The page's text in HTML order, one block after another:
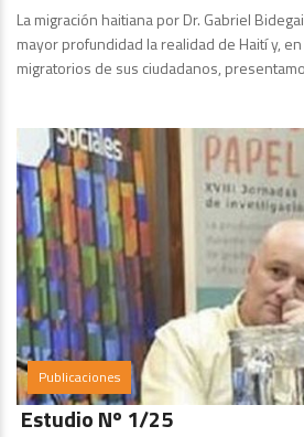
La migración haitiana por Dr. Gabriel
mayor profundidad la realidad de Haití y,
migratorios de sus ciudadanos,
Publicaciones
Estudio Nº 1/25